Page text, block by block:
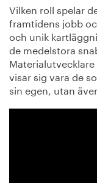
Vilken roll spelar
framtidens jobb
och unik
de medelstora
visar sig vara de
sin egen, utan